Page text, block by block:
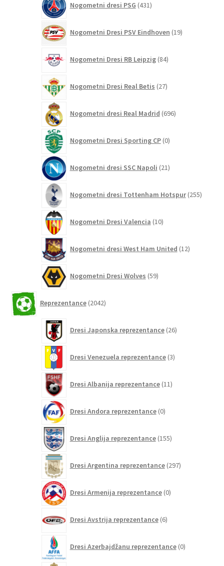
Nogometni dresi PSG 431izdelkov
Nogometni Dresi PSV Eindhoven 19izdelkov
Nogometni Dresi RB Leipzig 84izdelkov
Nogometni Dresi Real Betis 27izdelkov
Nogometni dresi Real Madrid 696izdelkov
Nogometni Dresi Sporting CP 0izdelkov
Nogometni dresi SSC Napoli 21izdelkov
Nogometni dresi Tottenham Hotspur 255
Nogometni Dresi Valencia 10izdelkov
Nogometni dresi West Ham United 12izdelkov
Nogometni Dresi Wolves 59izdelkov
Reprezentance 2042izdelkov
Dresi Japonska reprezentance 26izdelkov
Dresi Venezuela reprezentance 3izdelki
Dresi Albanija reprezentance 11izdelkov
Dresi Andora reprezentance 0izdelkov
Dresi Anglija reprezentance 155izdelkov
Dresi Argentina reprezentance 297izdelkov
Dresi Armenija reprezentance 0izdelkov
Dresi Avstrija reprezentance 6izdelkov
Dresi Azerbajdžanu reprezentance 0izdelkov